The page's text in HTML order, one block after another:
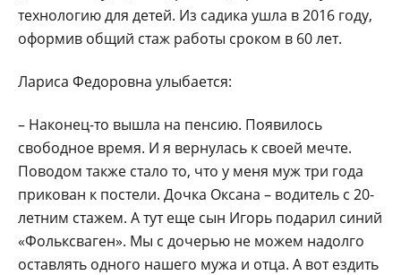
технологию для детей. Из садика ушла в 2016 году,
оформив общий стаж работы сроком в 60 лет.
Лариса Федоровна улыбается:
– Наконец-то вышла на пенсию. Появилось
свободное время. И я вернулась к своей мечте.
Поводом также стало то, что у меня муж три года
прикован к постели. Дочка Оксана – водитель с 20-
летним стажем. А тут еще сын Игорь подарил синий
«Фольксваген». Мы с дочерью не можем надолго
оставлять одного нашего мужа и отца. А вот ездить